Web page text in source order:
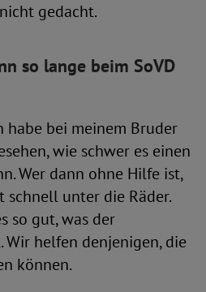
gedacht.
so lange beim SoVD
habe bei meinem Bruder
wie schwer es einen
Wer dann ohne Hilfe ist,
unter die Räder.
so gut, was der
Wir helfen denjenigen, die
können.